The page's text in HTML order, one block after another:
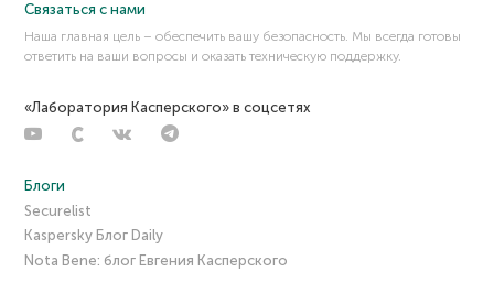
Связаться с нами
Наша главная цель – обеспечить вашу безопасность. Мы всегда готовы
ответить на ваши вопросы и оказать техническую поддержку.
«Лаборатория Касперского» в соцсетях
Блоги
Securelist
Kaspersky Блог Daily
Nota Bene: блог Евгения Касперского